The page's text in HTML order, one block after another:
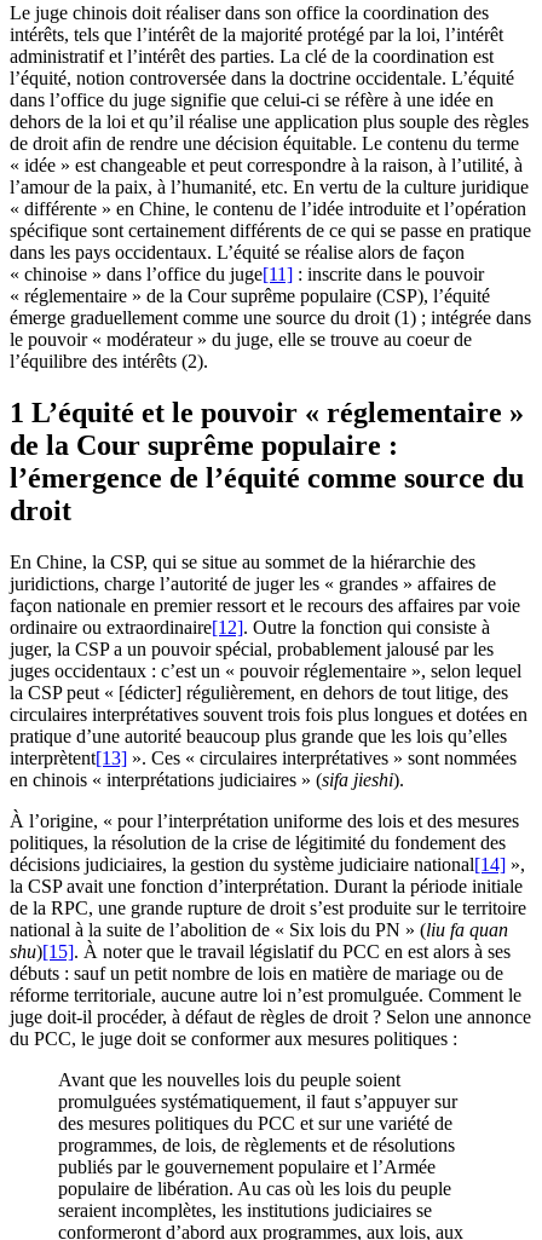
Le juge chinois doit réaliser dans son office la coordination des
intérêts, tels que l’intérêt de la majorité protégé par la loi, l’intérêt
administratif et l’intérêt des parties. La clé de la coordination est
l’équité, notion controversée dans la doctrine occidentale. L’équité
dans l’office du juge signifie que celui-ci se réfère à une idée en
dehors de la loi et qu’il réalise une application plus souple des règles
de droit afin de rendre une décision équitable. Le contenu du terme
« idée » est changeable et peut correspondre à la raison, à l’utilité, à
l’amour de la paix, à l’humanité, etc. En vertu de la culture juridique
« différente » en Chine, le contenu de l’idée introduite et l’opération
spécifique sont certainement différents de ce qui se passe en pratique
dans les pays occidentaux. L’équité se réalise alors de façon
« chinoise » dans l’office du juge[11] : inscrite dans le pouvoir
« réglementaire » de la Cour suprême populaire (CSP), l’équité
émerge graduellement comme une source du droit (1) ; intégrée dans
le pouvoir « modérateur » du juge, elle se trouve au coeur de
l’équilibre des intérêts (2).
1 L’équité et le pouvoir « réglementaire »
de la Cour suprême populaire :
l’émergence de l’équité comme source du
droit
En Chine, la CSP, qui se situe au sommet de la hiérarchie des
juridictions, charge l’autorité de juger les « grandes » affaires de
façon nationale en premier ressort et le recours des affaires par voie
ordinaire ou extraordinaire[12]. Outre la fonction qui consiste à
juger, la CSP a un pouvoir spécial, probablement jalousé par les
juges occidentaux : c’est un « pouvoir réglementaire », selon lequel
la CSP peut « [édicter] régulièrement, en dehors de tout litige, des
circulaires interprétatives souvent trois fois plus longues et dotées en
pratique d’une autorité beaucoup plus grande que les lois qu’elles
interprètent[13] ». Ces « circulaires interprétatives » sont nommées
en chinois « interprétations judiciaires » (sifa jieshi).
À l’origine, « pour l’interprétation uniforme des lois et des mesures
politiques, la résolution de la crise de légitimité du fondement des
décisions judiciaires, la gestion du système judiciaire national[14] »,
la CSP avait une fonction d’interprétation. Durant la période initiale
de la RPC, une grande rupture de droit s’est produite sur le territoire
national à la suite de l’abolition de « Six lois du PN » (liu fa quan
shu)[15]. À noter que le travail législatif du PCC en est alors à ses
débuts : sauf un petit nombre de lois en matière de mariage ou de
réforme territoriale, aucune autre loi n’est promulguée. Comment le
juge doit-il procéder, à défaut de règles de droit ? Selon une annonce
du PCC, le juge doit se conformer aux mesures politiques :
Avant que les nouvelles lois du peuple soient
promulguées systématiquement, il faut s’appuyer sur
des mesures politiques du PCC et sur une variété de
programmes, de lois, de règlements et de résolutions
publiés par le gouvernement populaire et l’Armée
populaire de libération. Au cas où les lois du peuple
seraient incomplètes, les institutions judiciaires se
conformeront d’abord aux programmes, aux lois, aux